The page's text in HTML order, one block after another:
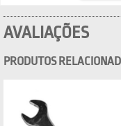
AVALIAÇÕES
PRODUTOS